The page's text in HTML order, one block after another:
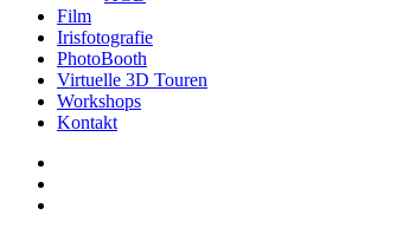
Film
Irisfotografie
PhotoBooth
Virtuelle 3D Touren
Workshops
Kontakt